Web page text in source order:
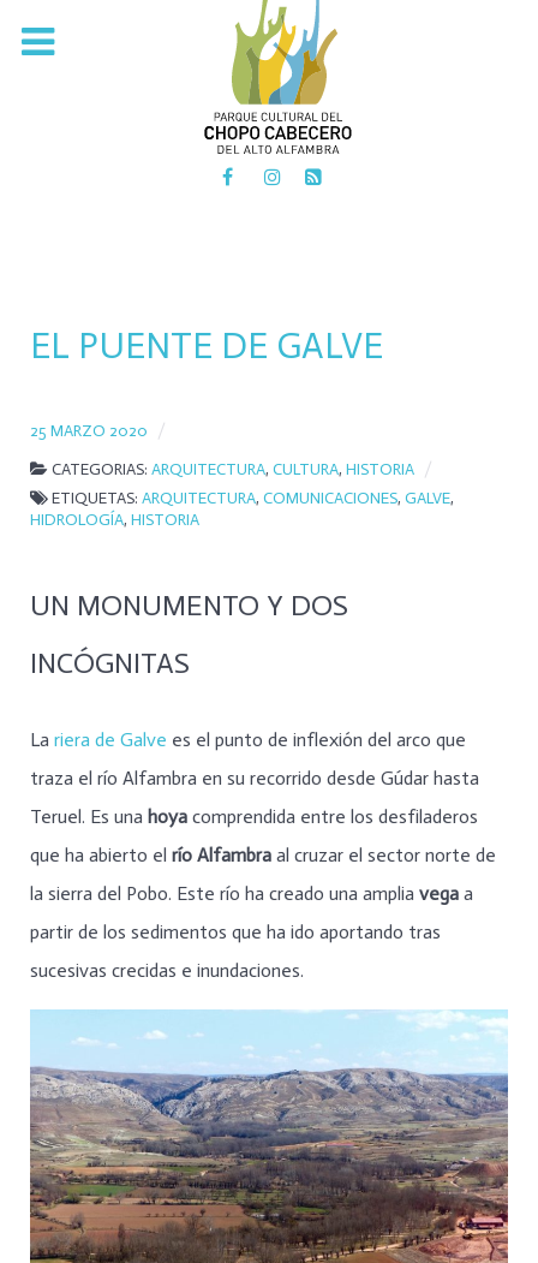
PARQUE CULTURAL DEL
CHOPO CABECERO
DEL ALTO ALFAMBRA
EL PUENTE DE GALVE
25 MARZO 2020
CATEGORIAS: ARQUITECTURA, CULTURA, HISTORIA
ETIQUETAS: ARQUITECTURA, COMUNICACIONES, GALVE,
HIDROLOGÍA, HISTORIA
UN MONUMENTO Y DOS
INCÓGNITAS
La riera de Galve es el punto de inflexión del arco que
traza el río Alfambra en su recorrido desde Gúdar hasta
Teruel. Es una hoya comprendida entre los desfiladeros
que ha abierto el río Alfambra al cruzar el sector norte de
la sierra del Pobo. Este río ha creado una amplia vega a
partir de los sedimentos que ha ido aportando tras
sucesivas crecidas e inundaciones.